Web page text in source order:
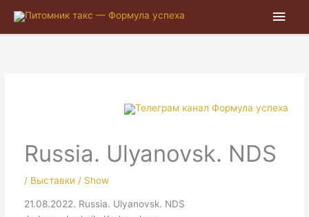
Russia. Ulyanovsk. NDS
/ Выставки / Show
21.08.2022. Russia. Ulyanovsk. NDS